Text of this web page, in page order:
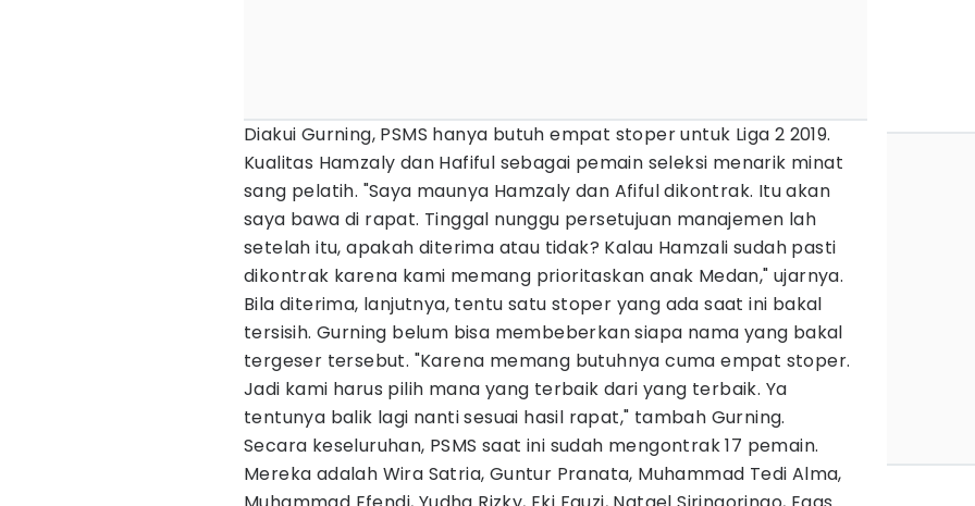
Diakui Gurning, PSMS hanya butuh empat stoper untuk Liga 2 2019.
Kualitas Hamzaly dan Hafiful sebagai pemain seleksi menarik minat
sang pelatih. "Saya maunya Hamzaly dan Afiful dikontrak. Itu akan
saya bawa di rapat. Tinggal nunggu persetujuan manajemen lah
setelah itu, apakah diterima atau tidak? Kalau Hamzali sudah pasti
dikontrak karena kami memang prioritaskan anak Medan," ujarnya.
Bila diterima, lanjutnya, tentu satu stoper yang ada saat ini bakal
tersisih. Gurning belum bisa membeberkan siapa nama yang bakal
tergeser tersebut. "Karena memang butuhnya cuma empat stoper.
Jadi kami harus pilih mana yang terbaik dari yang terbaik. Ya
tentunya balik lagi nanti sesuai hasil rapat," tambah Gurning.
Secara keseluruhan, PSMS saat ini sudah mengontrak 17 pemain.
Mereka adalah Wira Satria, Guntur Pranata, Muhammad Tedi Alma,